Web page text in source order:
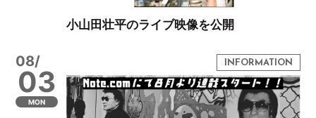
小山田壮平のライブ映像を公開
08/
03
MON